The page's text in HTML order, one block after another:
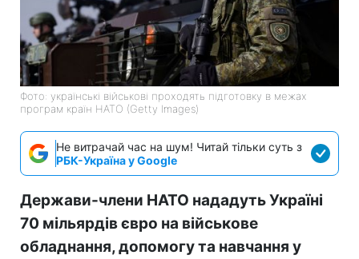
Фото: українські військові проходять підготовку в межах
програм країн НАТО (Getty Images)
Не витрачай час на шум! Читай тільки суть з
РБК-Україна у Google
Держави-члени НАТО нададуть Україні
70 мільярдів євро на військове
обладнання, допомогу та навчання у